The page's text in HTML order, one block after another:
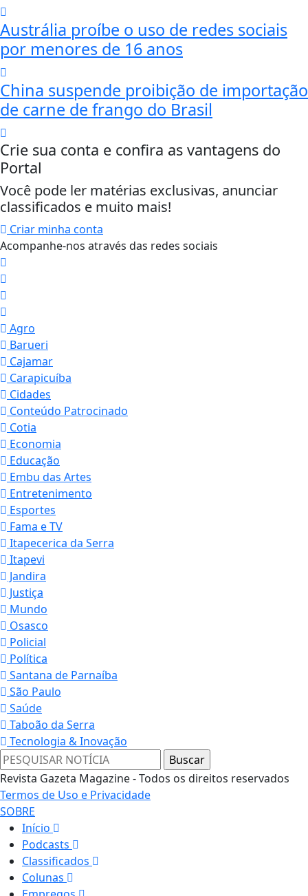
Austrália proíbe o uso de redes sociais
por menores de 16 anos
China suspende proibição de importação
de carne de frango do Brasil
Crie sua conta e confira as vantagens do
Portal
Você pode ler matérias exclusivas, anunciar
classificados e muito mais!
Criar minha conta
Acompanhe-nos através das redes sociais
Agro
Barueri
Cajamar
Carapicuíba
Cidades
Conteúdo Patrocinado
Cotia
Economia
Educação
Embu das Artes
Entretenimento
Esportes
Fama e TV
Itapecerica da Serra
Itapevi
Jandira
Justiça
Mundo
Osasco
Policial
Política
Santana de Parnaíba
São Paulo
Saúde
Taboão da Serra
Tecnologia & Inovação
Revista Gazeta Magazine - Todos os direitos reservados
Termos de Uso e Privacidade
SOBRE
Início
Podcasts
Classificados
Colunas